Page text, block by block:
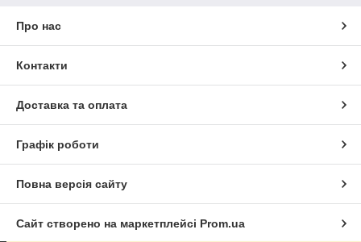
Про нас
Контакти
Доставка та оплата
Графік роботи
Повна версія сайту
Сайт створено на маркетплейсі Prom.ua